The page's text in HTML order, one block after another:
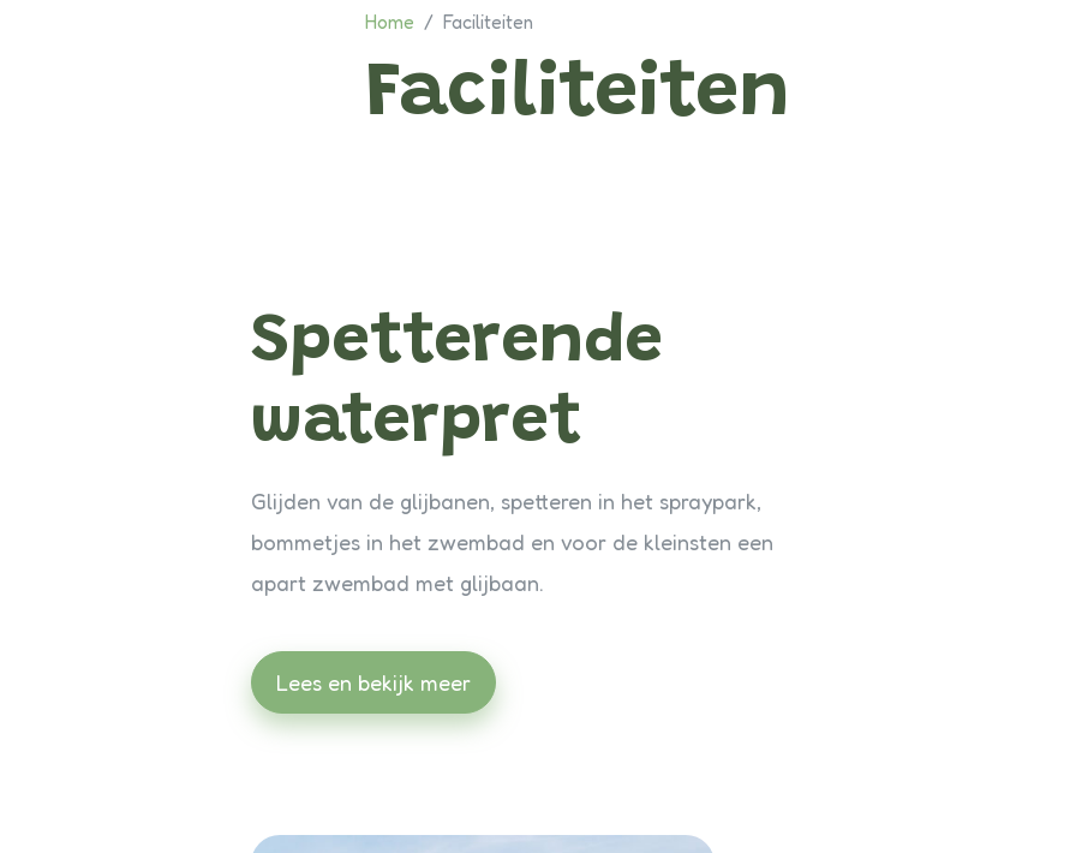
Home / Faciliteiten
Faciliteiten
Spetterende
waterpret
Glijden van de glijbanen, spetteren in het spraypark,
bommetjes in het zwembad en voor de kleinsten een
apart zwembad met glijbaan.
Lees en bekijk meer